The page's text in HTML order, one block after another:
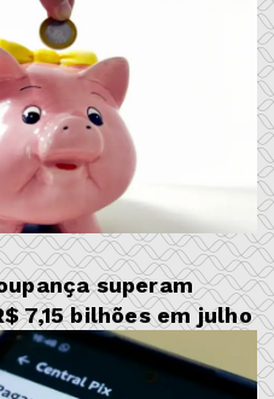
superam
7,15 bilhões em julho